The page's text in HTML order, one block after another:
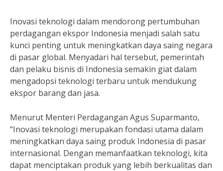
Inovasi teknologi dalam mendorong pertumbuhan
perdagangan ekspor Indonesia menjadi salah satu
kunci penting untuk meningkatkan daya saing negara
di pasar global. Menyadari hal tersebut, pemerintah
dan pelaku bisnis di Indonesia semakin giat dalam
mengadopsi teknologi terbaru untuk mendukung
ekspor barang dan jasa.
Menurut Menteri Perdagangan Agus Suparmanto,
“Inovasi teknologi merupakan fondasi utama dalam
meningkatkan daya saing produk Indonesia di pasar
internasional. Dengan memanfaatkan teknologi, kita
dapat menciptakan produk yang lebih berkualitas dan